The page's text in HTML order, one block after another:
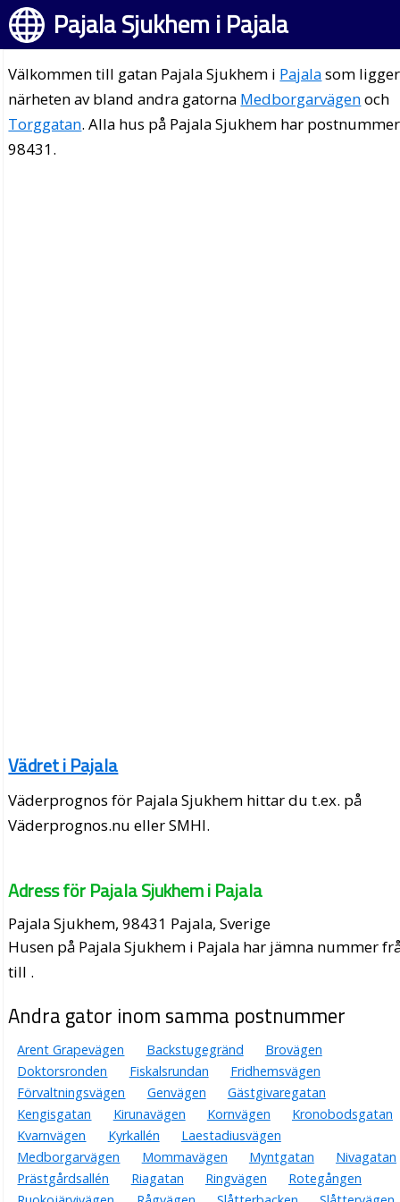
Pajala Sjukhem i Pajala
Välkommen till gatan Pajala Sjukhem i Pajalasom
närheten av bland andra gatorna Medborgarvägenoch
Torggatan. Alla hus på Pajala Sjukhem har postnummer
98431.
Vädret i Pajala
Väderprognos för Pajala Sjukhem hittar du t.ex. på
Väderprognos.nu eller SMHI.
Adress för Pajala Sjukhem i Pajala
Pajala Sjukhem, 98431 Pajala, Sverige
Husen på Pajala Sjukhem i Pajala har jämna nummer
till .
Andra gator inom samma postnummer
Arent Grapevägen Backstugegränd
Brovägen
Doktorsronden
Fiskalsrundan
Fridhemsvägen
Förvaltningsvägen
Genvägen
Gästgivaregatan
Kengisgatan
Kirunavägen Kornvägen
Kronobodsgatan
Kvarnvägen
Kyrkallén
Laestadiusvägen
Medborgarvägen
Mommavägen Myntgatan
Nivagatan
Prästgårdsallén
Riagatan Ringvägen
Rotegången